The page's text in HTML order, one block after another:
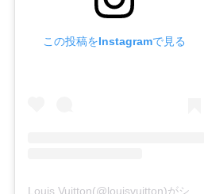
この投稿をInstagramで見る